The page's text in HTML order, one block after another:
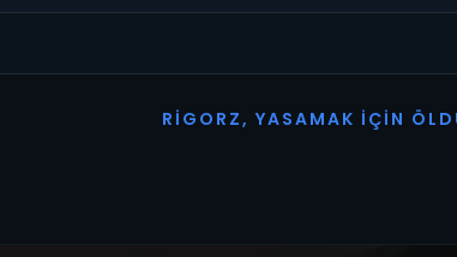
R I G O R Z, YASAMAK İ ÇI N Ö L D